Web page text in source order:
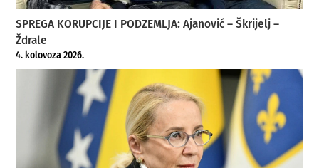
SPREGA KORUPCIJE I PODZEMLJA: Ajanović – Škrijelj –
Ždrale
4. kolovoza 2026.